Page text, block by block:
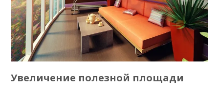
Увеличение полезной площади